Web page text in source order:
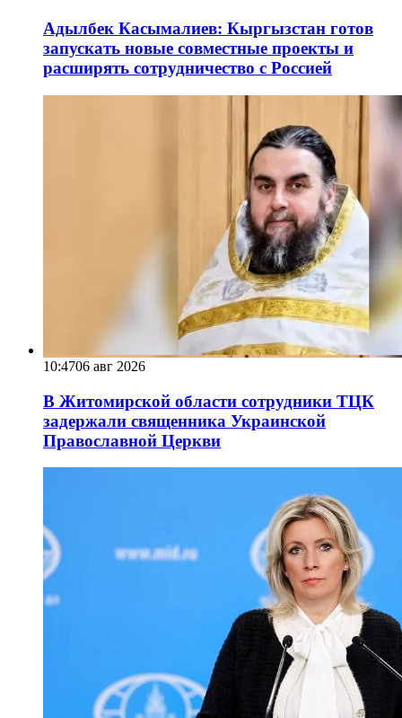
Адылбек Касымалиев: Кыргызстан готов
запускать новые совместные проекты и
расширять сотрудничество с Россией
10:4706 авг 2026
В Житомирской области сотрудники ТЦК
задержали священника Украинской
Православной Церкви